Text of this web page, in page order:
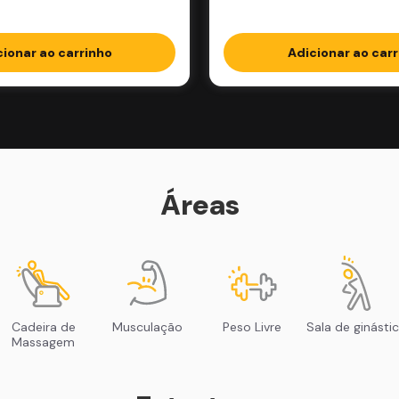
ao carrinho Adicionar ao
Áreas
Cadeira de
Massagem
Musculação Peso Livre Sala de